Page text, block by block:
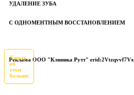
УДАЛЕНИЕ ЗУБА
С ОДНОМЕНТНЫМ ВОССТАНОВЛЕНИЕМ
Реклама ООО "Клиника Рутт" erid:2Vtzqvvf7Vx
Узнать
об
этом
больше